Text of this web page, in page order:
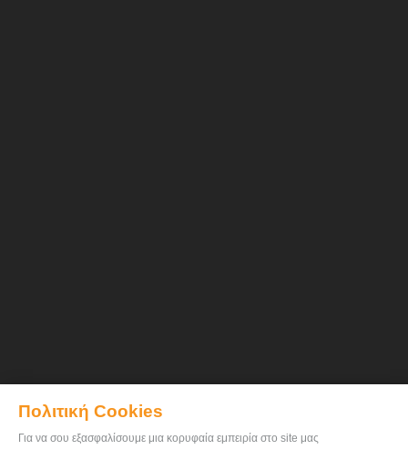
Πολιτική Cookies
Για να σου εξασφαλίσουμε μια κορυφαία εμπειρία στο site μας